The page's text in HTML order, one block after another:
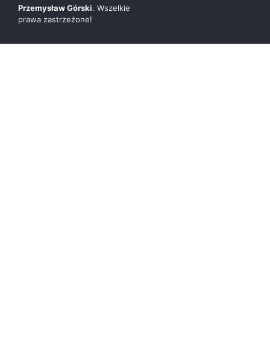
Przemysław Górski. Wszelkie
prawa zastrzeżone!